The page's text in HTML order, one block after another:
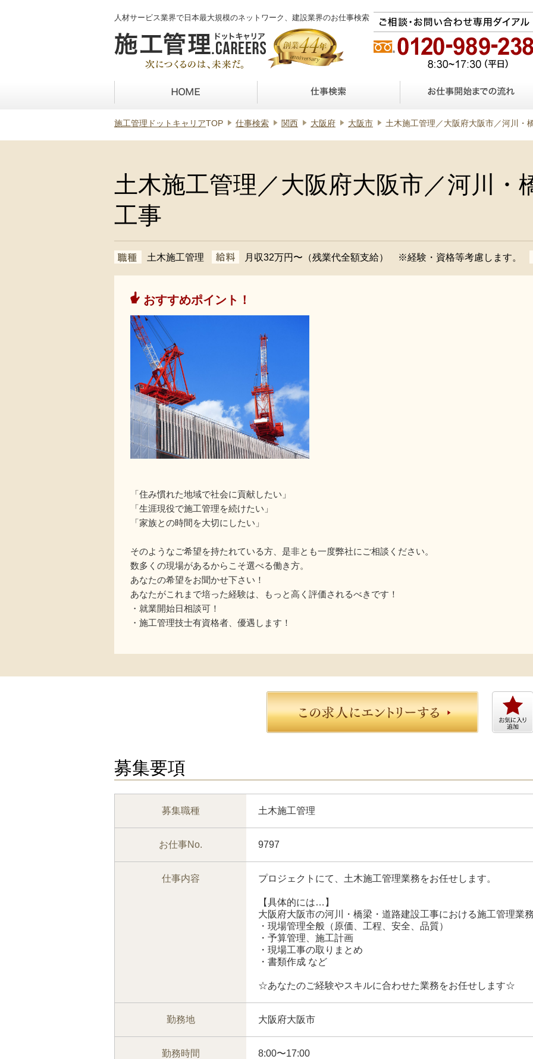
人材サービス業界で日本最大規模のネットワーク、建設業界のお仕事検索
施工管理ドットキャリアTOP 仕事検索 関西 大阪府 大阪市 土木施工管理／大阪府大阪市／河川・
土木施工管理／大阪府大阪市／河川・
工事
土木施工管理 月収32万円〜（残業代全額支給） ※経験・資格等考慮します。
おすすめポイント！
「住み慣れた地域で社会に貢献したい」
「生涯現役で施工管理を続けたい」
「家族との時間を大切にしたい」
そのようなご希望を持たれている方、是非とも一度弊社にご相談ください。
数多くの現場があるからこそ選べる働き方。
あなたの希望をお聞かせ下さい！
あなたがこれまで培った経験は、もっと高く評価されるべきです！
・就業開始日相談可！
・施工管理技士有資格者、優遇します！
募集要項
募集職種 土木施工管理
お仕事No. 9797
仕事内容 プロジェクトにて、土木施工管理業務をお任せします。
【具体的には…】
大阪府大阪市の河川・橋梁・道路建設工事における施工管理業
・現場管理全般（原価、工程、安全、品質）
・予算管理、施工計画
・現場工事の取りまとめ
・書類作成 など
☆あなたのご経験やスキルに合わせた業務をお任せします☆
勤務地 大阪府大阪市
勤務時間 8:00〜17:00